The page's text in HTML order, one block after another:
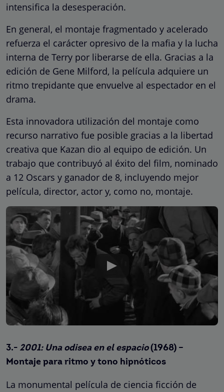
intensifica la desesperación.
En general, el montaje fragmentado y acelerado
refuerza el carácter opresivo de la mafia y la lucha
interna de Terry por liberarse de ella. Gracias a la
edición de Gene Milford, la película adquiere un
ritmo trepidante que envuelve al espectador en el
drama.
Esta innovadora utilización del montaje como
recurso narrativo fue posible gracias a la libertad
creativa que Kazan dio al equipo de edición. Un
trabajo que contribuyó al éxito del film, nominado
a 12 Oscars y ganador de 8, incluyendo mejor
película, director, actor y, como no, montaje.
3.- 2001: Una odisea en el espacio(1968) –
Montaje para ritmo y tono hipnóticos
La monumental película de ciencia ficción de